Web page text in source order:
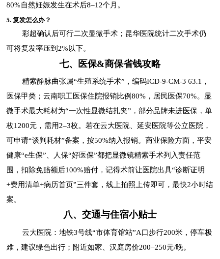
80%自然妊娠发生在术后8–12个月。
5. 复发怎么办？
彩超确认后可行二次显微手术；昆华医院统计二次手术仍
可将复发率压到2%以下。
七、医保&商保省钱攻略
精索静脉曲张属“生殖系统手术”，编码ICD-9-CM-3 63.1，
医保甲类；云南职工医保住院报销比例80%，居民医保70%。显
微手术最大耗材为“一次性显微结扎夹”，部分品牌未进医保，单
枚1200元，需用2–3枚。若在云大医院、延安医院等公立医院，
可申请“谈判耗材”备案，按50%纳入报销。商业保险方面，平安
健康“e生保”、人保“好医保”都把显微镜精索手术列入责任范
围，扣除免赔额后100%赔付，记得术前让医院出具“诊断证明
+费用清单+病历首页”三件套，线上拍照上传即可，最快2小时结
案。
八、交通与住宿小贴士
云大医院：地铁3号线“市体育馆站”A口步行200米，停车极
难，建议绿色出行；附近如家、汉庭房价200–250元/晚。